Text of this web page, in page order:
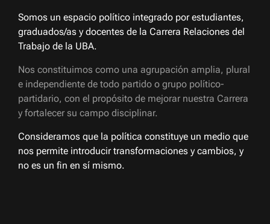
Somos un espacio político integrado por estudiantes,
graduados/as y docentes de la Carrera Relaciones del
Trabajo de la UBA.
Nos constituimos como una agrupación amplia, plural
e independiente de todo partido o grupo político-
partidario, con el propósito de mejorar nuestra Carrera
y fortalecer su campo disciplinar.
Consideramos que la política constituye un medio que
nos permite introducir transformaciones y cambios, y
no es un fin en sí mismo.